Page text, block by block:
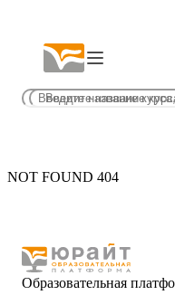
NOT FOUND 404
Образовательная